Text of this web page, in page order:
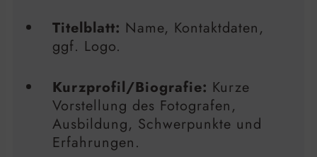
Titelblatt: Name, Kontaktdaten,
ggf. Logo.
Kurzprofil/Biografie: Kurze
Vorstellung des Fotografen,
Ausbildung, Schwerpunkte und
Erfahrungen.